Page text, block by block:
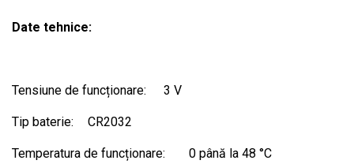
Date tehnice:
Tensiune de funcționare: 3 V
Tip baterie: CR2032
Temperatura de funcționare: 0 până la 48 °C